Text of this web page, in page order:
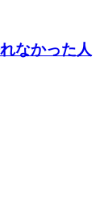
なかった人